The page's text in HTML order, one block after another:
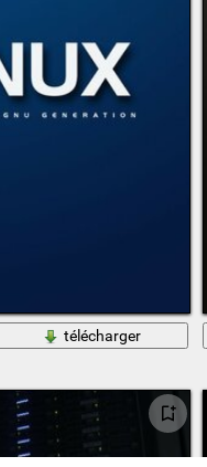
télécharger